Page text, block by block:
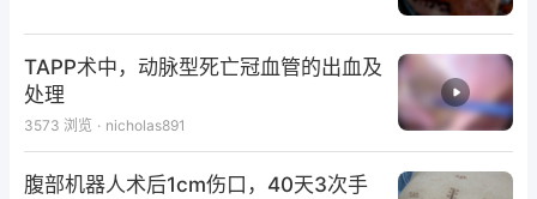
TAPP术中，动脉型死亡冠血管的出血及
处理
3573 浏览 · nicholas891
腹部机器人术后1cm伤口，40天3次手